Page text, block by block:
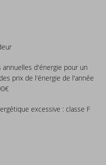
d'énergie pour un
prix de l'énergie de l'année
excessive : classe F